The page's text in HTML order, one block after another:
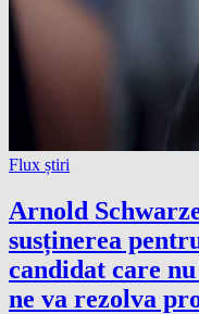
Flux știri
Arnold
susținerea
candidat care
ne va rezolva